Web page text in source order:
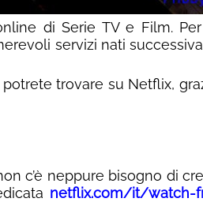
di Serie TV e Film.
servizi nati
trovare su Netflix,
c’è neppure bisogno di
netflix.com/it/watch-